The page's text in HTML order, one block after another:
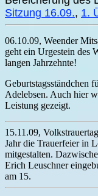
Sitzung 16.09., 1.
06.10.09, Weender
geht ein Urgestein des
langen Jahrzehnte!
Geburtstagsständchen
Adelebsen. Auch hier
Leistung gezeigt.
15.11.09,
Jahr die Trauerfeier in
mitgestalten.
Erich Leuschner
am 15.